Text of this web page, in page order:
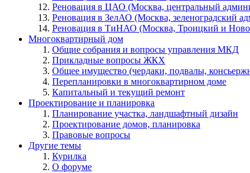
Реновация в ЦАО (Москва, центральный
Реновация в ЗелАО (Москва, зеленоградский
Реновация в ТиНАО (Москва, Троицкий и
Многоквартирный дом
Общие собрания и вопросы управления МКД
Прикладные вопросы ЖКХ
Общее имущество (чердаки, подвалы,
Перепланировки в многоквартирном доме
Капитальный и текущий ремонт
Проектирование и планировка
Планирование участка, ландшафтный дизайн
Проектирование домов, планировка
Правовые вопросы
Другие темы
Курилка
О форуме